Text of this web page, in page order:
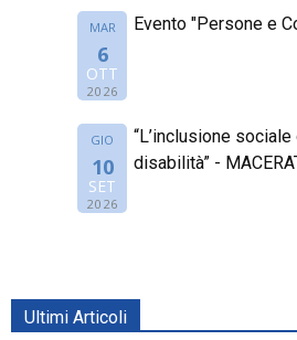
MAR
6
OTT
2026
Evento "Persone e
GIO
10
SET
2026
“L’inclusione
disabilità” -
Ultimi Articoli